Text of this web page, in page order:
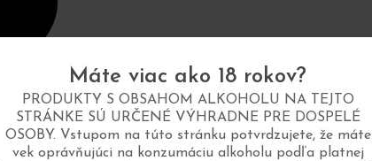
Máte viac ako 18 rokov?
PRODUKTY S OBSAHOM ALKOHOLU NA TEJTO
STRÁNKE SÚ URČENÉ VÝHRADNE PRE DOSPELÉ
OSOBY. Vstupom na túto stránku potvrdzujete, že máte
vek oprávňujúci na konzumáciu alkoholu podľa platnej